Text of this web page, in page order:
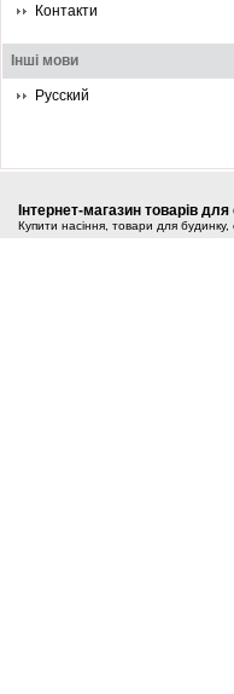
Контакти
Інші мови
Русский
Інтернет-магазин товарів
Купити насіння, товари для